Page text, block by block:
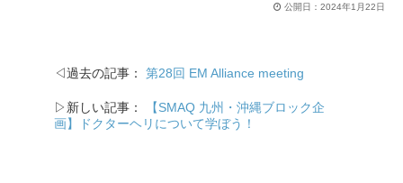
b
o
公開日： 2024年1月22日
◁過去の記事： 第28回 EM Alliance meeting
▷新しい記事：
【SMAQ 九州・沖縄ブロック企
画】ドクターヘリについて学ぼう！